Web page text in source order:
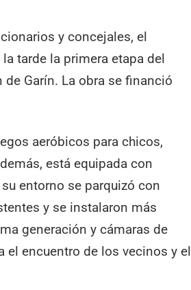
y concejales, el
tarde la primera etapa del
Garín. La obra se financió
aeróbicos para chicos,
está equipada con
entorno se parquizó con
y se instalaron más
generación y cámaras de
el encuentro de los vecinos y el